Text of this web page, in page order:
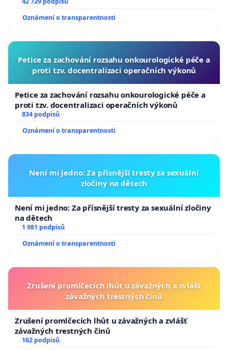
republiky
Oznámení o transparentnosti
Petice za zachování rozsahu onkourologické péče a
proti tzv. docentralizaci operačních výkonů
Petice za zachování rozsahu onkourologické péče a
proti tzv. docentralizaci operačních výkonů
834 podpisů
Oznámení o transparentnosti
Není mi jedno: Za přísnější tresty za sexuální
zločiny na dětech
Není mi jedno: Za přísnější tresty za sexuální zločiny
na dětech
1 981 podpisů
Oznámení o transparentnosti
Zrušení promlčecích lhůt u závažných a zvlášť
závažných trestných činů
Zrušení promlčecích lhůt u závažných a zvlášť
závažných trestných činů
162 podpisů